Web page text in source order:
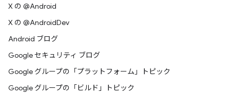
X の @Android
X の @AndroidDev
Android ブログ
Google セキュリティ ブログ
Google グループの「プラットフォーム」トピック
Google グループの「ビルド」トピック